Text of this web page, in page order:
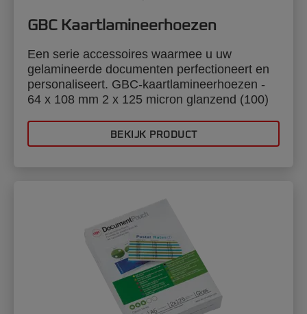
GBC Kaartlamineerhoezen
Een serie accessoires waarmee u uw
gelamineerde documenten perfectioneert en
personaliseert. GBC-kaartlamineerhoezen -
64 x 108 mm 2 x 125 micron glanzend (100)
BEKIJK PRODUCT